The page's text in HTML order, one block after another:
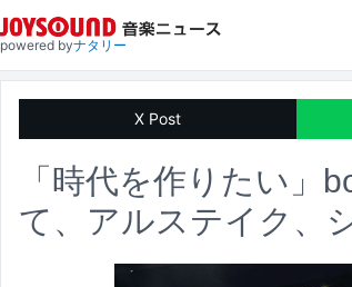
powered byナタリー
X Post
「時代を作りたい」
て、アルステイク、